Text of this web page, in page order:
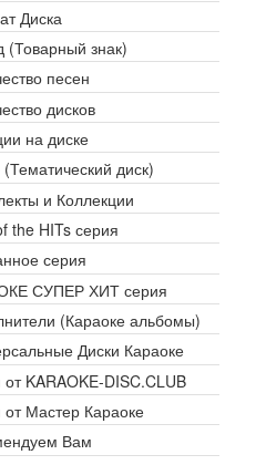
Диска
(Товарный знак)
песен
дисков
на диске
диск)
и Коллекции
the HITs серия
серия
СУПЕР ХИТ серия
(Караоке альбомы)
Диски Караоке
от KARAOKE-DISC.CLUB
от Мастер Караоке
Вам